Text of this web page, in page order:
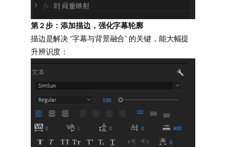
第 2 步：添加描边，强化字幕轮廓
描边是解决 “字幕与背景融合” 的关键，能大幅提
升辨识度：